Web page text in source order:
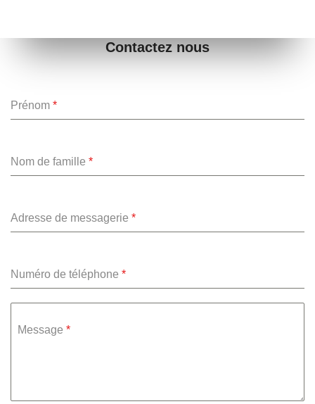
Contactez nous
Prénom *
Nom de famille *
Adresse de messagerie *
Numéro de téléphone *
Message *